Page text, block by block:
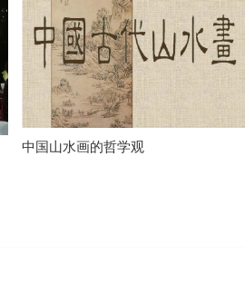
中国山水画的哲学观